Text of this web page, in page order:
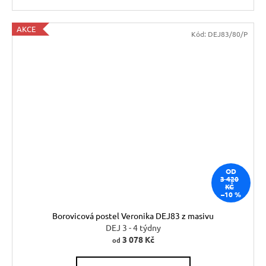
AKCE
OD
3 420
KČ
–10 %
Borovicová postel Veronika DEJ83 z masivu
DEJ 3 - 4 týdny
od 3 078 Kč
Kód: DEJ83/80/P